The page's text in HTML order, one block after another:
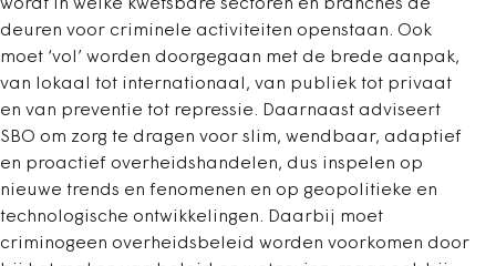
wordt in welke kwetsbare sectoren en branches de
deuren voor criminele activiteiten openstaan. Ook
moet ‘vol’ worden doorgegaan met de brede aanpak,
van lokaal tot internationaal, van publiek tot privaat
en van preventie tot repressie. Daarnaast adviseert
SBO om zorg te dragen voor slim, wendbaar, adaptief
en proactief overheidshandelen, dus inspelen op
nieuwe trends en fenomenen en op geopolitieke en
technologische ontwikkelingen. Daarbij moet
criminogeen overheidsbeleid worden voorkomen door